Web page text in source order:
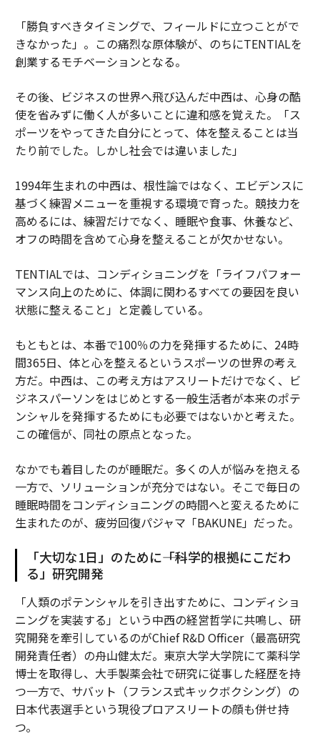
「勝負すべきタイミングで、フィールドに立つことがで
きなかった」。この痛烈な原体験が、のちにTENTIALを
創業するモチベーションとなる。
その後、ビジネスの世界へ飛び込んだ中西は、心身の酷
使を省みずに働く人が多いことに違和感を覚えた。「ス
ポーツをやってきた自分にとって、体を整えることは当
たり前でした。しかし社会では違いました」
1994年生まれの中西は、根性論ではなく、エビデンスに
基づく練習メニューを重視する環境で育った。競技力を
高めるには、練習だけでなく、睡眠や食事、休養など、
オフの時間を含めて心身を整えることが欠かせない。
TENTIALでは、コンディショニングを「ライフパフォー
マンス向上のために、体調に関わるすべての要因を良い
状態に整えること」と定義している。
もともとは、本番で100％の力を発揮するために、24時
間365日、体と心を整えるというスポーツの世界の考え
方だ。中西は、この考え方はアスリートだけでなく、ビ
ジネスパーソンをはじめとする一般生活者が本来のポテ
ンシャルを発揮するためにも必要ではないかと考えた。
この確信が、同社の原点となった。
なかでも着目したのが睡眠だ。多くの人が悩みを抱える
一方で、ソリューションが充分ではない。そこで毎日の
睡眠時間をコンディショニングの時間へと変えるために
生まれたのが、疲労回復パジャマ「BAKUNE」だった。
「大切な1日」のために――「科学的根拠にこだわ
る」研究開発
「人類のポテンシャルを引き出すために、コンディショ
ニングを実装する」という中西の経営哲学に共鳴し、研
究開発を牽引しているのがChief R&D Officer（最高研究
開発責任者）の舟山健太だ。東京大学大学院にて薬科学
博士を取得し、大手製薬会社で研究に従事した経歴を持
つ一方で、サバット（フランス式キックボクシング）の
日本代表選手という現役プロアスリートの顔も併せ持
つ。